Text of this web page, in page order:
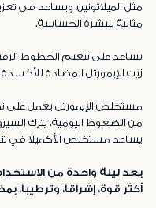
مثل الميلاتونين، ويساعد في
مثالية للبشرة الحساسة.
يساعد على تنعيم الخطوط
زيت الإيمورتل المضادة
مستخلص الإيمورتل يعمل على
من الضغوط اليومية. يترك
يساعد مستخلص الأكميلا في
بعد ليلة واحدة من
أكثر قوة، إشراقاً، وترطيباً،